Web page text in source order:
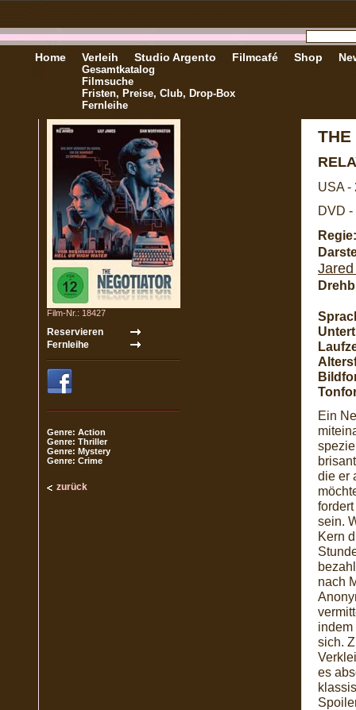
Home Verleih
Gesamtkatalog
Filmsuche
Fristen, Preise, Club, Drop-Box
Fernleihe
Studio Argento Filmcafé Shop
Film-Nr.: 18427
Genre: Action
Genre: Thriller
Genre: Mystery
Genre: Crime
zurück
THE
USA -
DVD -
Regie:
Ein
die er
sein.
Kern
nach
indem
sich.
es